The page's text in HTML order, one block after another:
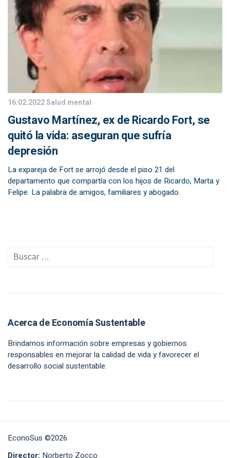
16.02.2022Salud mental
Gustavo Martínez, ex de Ricardo Fort, se
quitó la vida: aseguran que sufría
depresión
La expareja de Fort se arrojó desde el piso 21 del
departamento que compartía con los hijos de Ricardo, Marta y
Felipe. La palabra de amigos, familiares y abogado.
Acerca de Economía Sustentable
Brindamos información sobre empresas y gobiernos
responsables en mejorar la calidad de vida y favorecer el
desarrollo social sustentable.
EconoSus ©2026
Director: Norberto Zocco